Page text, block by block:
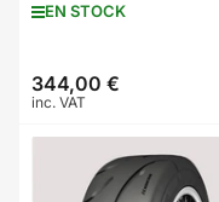
EN STOCK
Prix
344,00 €
inc. VAT